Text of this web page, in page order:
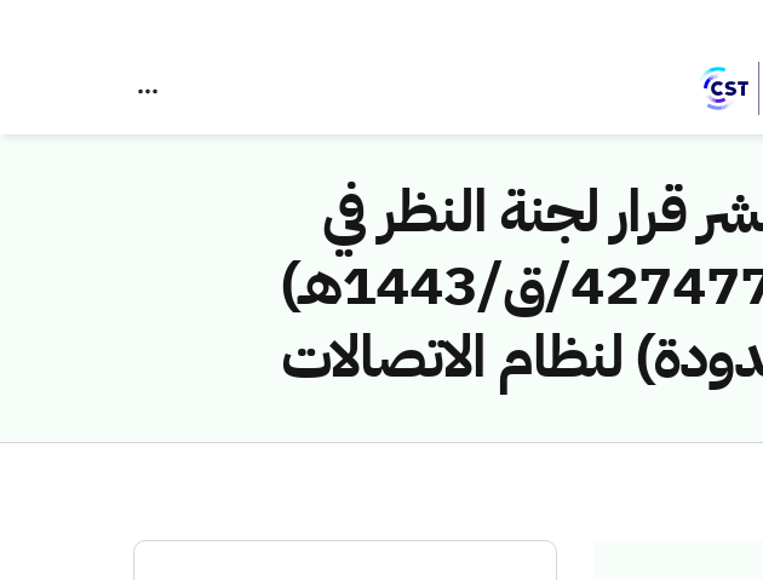
قرار لجنة النظر في
مخالفات نظام الاتصالات رقم (42747718/ق/1443هـ)
لنظام الاتصالات